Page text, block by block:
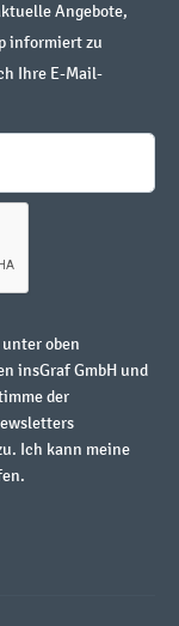
Angebote,
informiert zu
Ihre E-Mail-
oben
insGraf GmbH und
der
Ich kann meine